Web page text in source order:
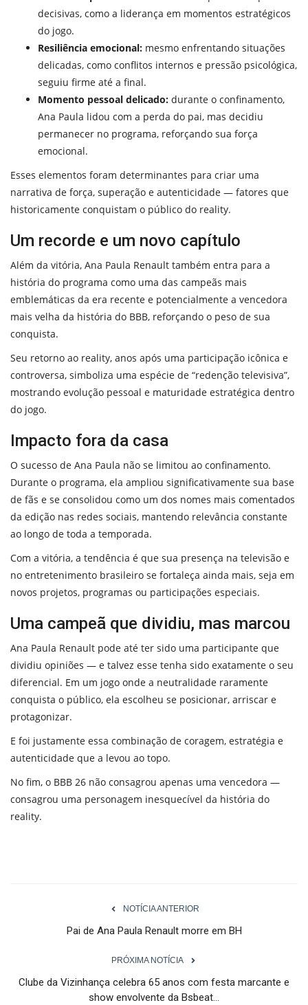
decisivas, como a liderança em momentos estratégicos
do jogo.
Resiliência emocional: mesmo enfrentando situações
delicadas, como conflitos internos e pressão psicológica,
seguiu firme até a final.
Momento pessoal delicado: durante o confinamento,
Ana Paula lidou com a perda do pai, mas decidiu
permanecer no programa, reforçando sua força
emocional.
Esses elementos foram determinantes para criar uma
narrativa de força, superação e autenticidade — fatores que
historicamente conquistam o público do reality.
Um recorde e um novo capítulo
Além da vitória, Ana Paula Renault também entra para a
história do programa como uma das campeãs mais
emblemáticas da era recente e potencialmente a vencedora
mais velha da história do BBB, reforçando o peso de sua
conquista.
Seu retorno ao reality, anos após uma participação icônica e
controversa, simboliza uma espécie de “redenção televisiva”,
mostrando evolução pessoal e maturidade estratégica dentro
do jogo.
Impacto fora da casa
O sucesso de Ana Paula não se limitou ao confinamento.
Durante o programa, ela ampliou significativamente sua base
de fãs e se consolidou como um dos nomes mais comentados
da edição nas redes sociais, mantendo relevância constante
ao longo de toda a temporada.
Com a vitória, a tendência é que sua presença na televisão e
no entretenimento brasileiro se fortaleça ainda mais, seja em
novos projetos, programas ou participações especiais.
Uma campeã que dividiu, mas marcou
Ana Paula Renault pode até ter sido uma participante que
dividiu opiniões — e talvez esse tenha sido exatamente o seu
diferencial. Em um jogo onde a neutralidade raramente
conquista o público, ela escolheu se posicionar, arriscar e
protagonizar.
E foi justamente essa combinação de coragem, estratégia e
autenticidade que a levou ao topo.
No fim, o BBB 26 não consagrou apenas uma vencedora —
consagrou uma personagem inesquecível da história do
reality.
NOTÍCIA ANTERIOR
Pai de Ana Paula Renault morre em BH
PRÓXIMA NOTÍCIA
Clube da Vizinhança celebra 65 anos com festa marcante e
show envolvente da Bsbeat...